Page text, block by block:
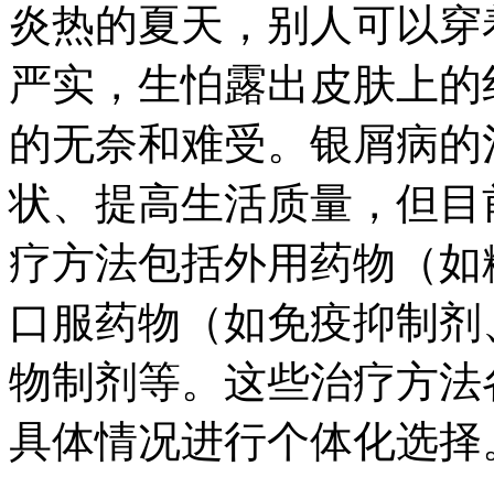
炎热的夏天，别人可以
严实，生怕露出皮肤上
的无奈和难受。银屑病
状、提高生活质量，但
疗方法包括外用药物（
口服药物（如免疫抑制
物制剂等。这些治疗方
具体情况进行个体化选择